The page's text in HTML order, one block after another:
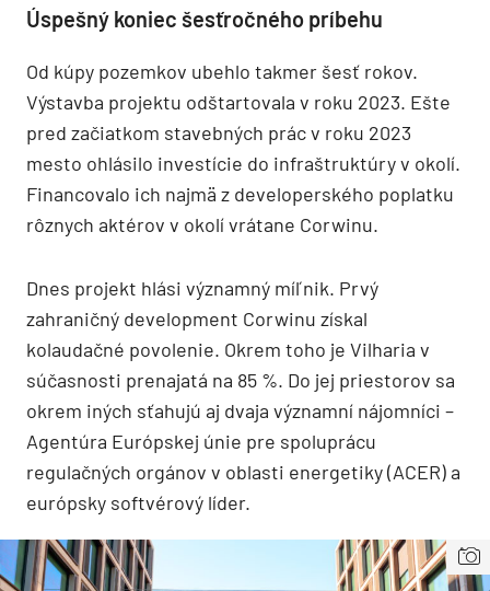
Úspešný koniec šesťročného príbehu
Od kúpy pozemkov ubehlo takmer šesť rokov.
Výstavba projektu odštartovala v roku 2023. Ešte
pred začiatkom stavebných prác v roku 2023
mesto ohlásilo investície do infraštruktúry v okolí.
Financovalo ich najmä z developerského poplatku
rôznych aktérov v okolí vrátane Corwinu.
Dnes projekt hlási významný míľnik. Prvý
zahraničný development Corwinu získal
kolaudačné povolenie. Okrem toho je Vilharia v
súčasnosti prenajatá na 85 %. Do jej priestorov sa
okrem iných sťahujú aj dvaja významní nájomníci –
Agentúra Európskej únie pre spoluprácu
regulačných orgánov v oblasti energetiky (ACER) a
európsky softvérový líder.